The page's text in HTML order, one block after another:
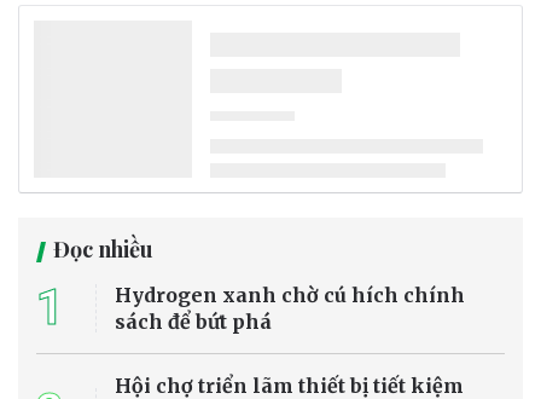
Đọc nhiều
1
Hydrogen xanh chờ cú hích chính
sách để bứt phá
Hội chợ triển lãm thiết bị tiết kiệm